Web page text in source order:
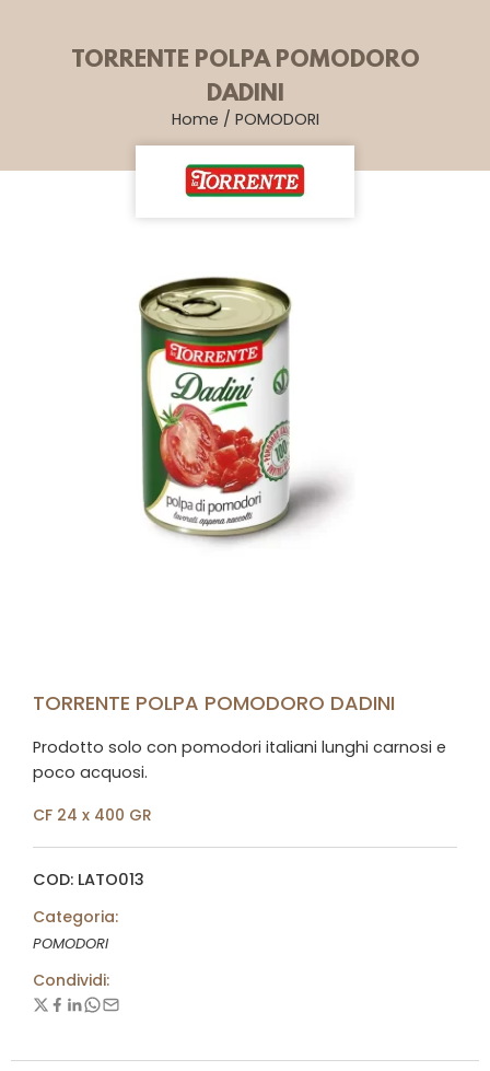
TORRENTE POLPA POMODORO
DADINI
Home / POMODORI
TORRENTE POLPA POMODORO DADINI
Prodotto solo con pomodori italiani lunghi carnosi e
poco acquosi.
CF 24 x 400 GR
COD: LATO013
Categoria:
POMODORI
Condividi: